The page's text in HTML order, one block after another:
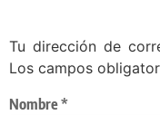
Tu dirección de
Los campos
Nombre*